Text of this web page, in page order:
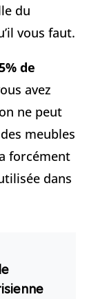
du
vous faut.
de
avez
ne peut
meubles
forcément
dans